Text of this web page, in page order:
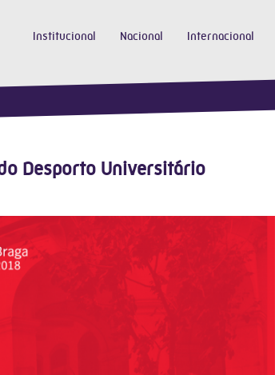
Institucional Nacional Internacional
Desporto Universitário